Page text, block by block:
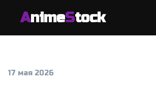
AnimeStock
17 мая 2026